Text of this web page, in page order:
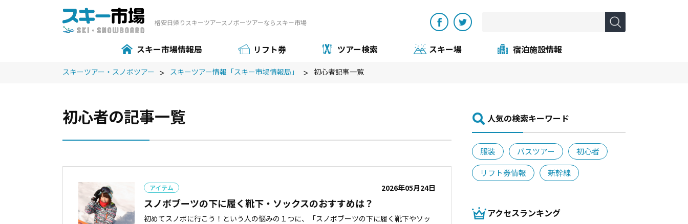
格安⽇帰りスキーツアースノボーツアーならスキー市場
スキー市場情報局 リフト券 ツアー検索 スキー場 宿泊施設情報
スキーツアー・スノボツアー スキーツアー情報「スキー市場情報局」 初心者記事一覧
初心者の記事一覧
アイテム 2026年05月24日
スノボブーツの下に履く靴下・ソックスのおすすめは？
初めてスノボに行こう！という人の悩みの１つに、「スノボブーツの下に履く靴下やソッ
⼈気の検索キーワード
服装 バスツアー
初心者
リフト券情報
新幹線
アクセスランキング